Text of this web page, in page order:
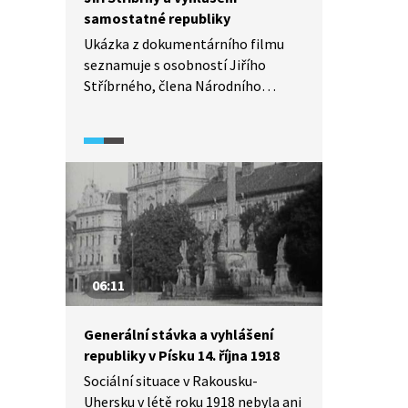
samostatné republiky
Ukázka z dokumentárního filmu
seznamuje s osobností Jiřího
Stříbrného, člena Národního
zde je také živelné vyhlášení
samostatné republiky a role tzv.
„Mužů 28. října".
06:11
Generální stávka a vyhlášení
republiky v Písku 14. října 1918
Sociální situace v Rakousku-
Uhersku v létě roku 1918 nebyla ani